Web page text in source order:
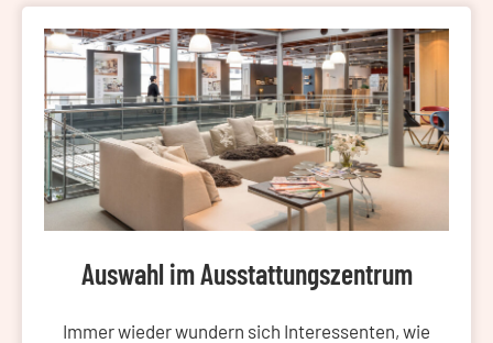
Auswahl im Ausstattungszentrum
Immer wieder wundern sich Interessenten, wie